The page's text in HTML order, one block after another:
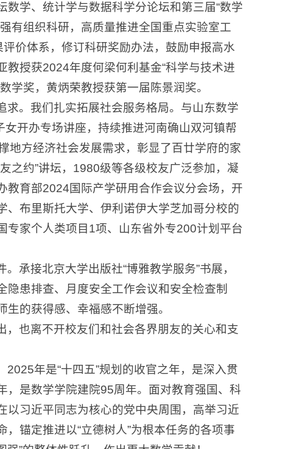
学、统计学与数据科学分论坛和第三届“数学
有组织科研，高质量推进全国重点实验室工
价体系，修订科研奖励办法，鼓励申报高水
授获2024年度何梁何利基金“科学与技术进
学奖，黄炳荣教授获第一届陈景润奖。
。我们扎实拓展社会服务格局。与山东数学
开办专场讲座，持续推进河南确山双河镇帮
地方经济社会发展需求，彰显了百廿学府的家
之约”讲坛，1980级等各级校友广泛参加，凝
教育部2024国际产学研用合作会议分会场，开
、布里斯托大学、伊利诺伊大学芝加哥分校的
专家个人类项目1项、山东省外专200计划平台
承接北京大学出版社“博雅教学服务”书展，
患排查、月度安全工作会议和安全检查制
的获得感、幸福感不断增强。
也离不开校友们和社会各界朋友的关心和支
年是“十四五”规划的收官之年，是深入贯
，是数学学院建院95周年。面对教育强国、科
以习近平同志为核心的党中央周围，高举习近
锚定推进以“立德树人”为根本任务的各项事